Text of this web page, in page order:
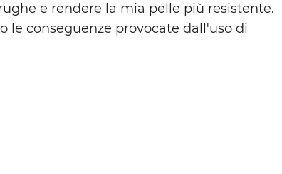
e rendere la mia pelle più resistente.
le conseguenze provocate dall'uso di